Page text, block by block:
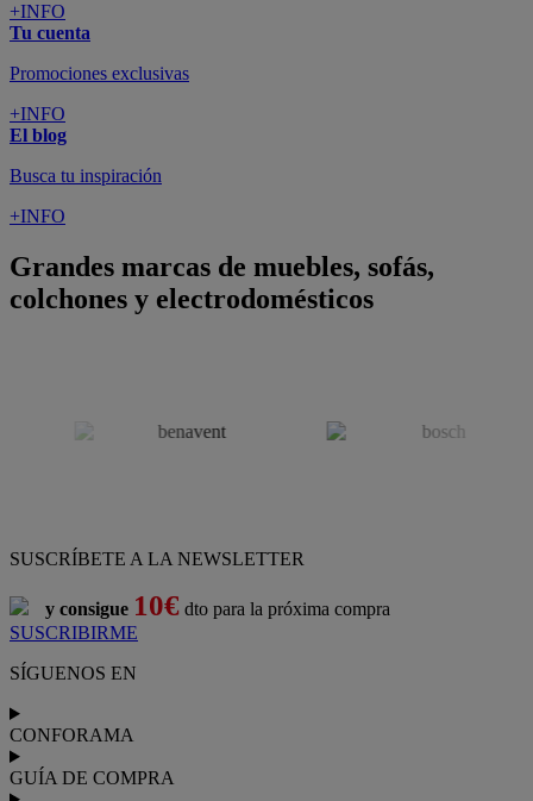
+INFO
Tu cuenta
Promociones exclusivas
+INFO
El blog
Busca tu inspiración
+INFO
Grandes marcas de muebles, sofás,
colchones y electrodomésticos
SUSCRÍBETE A LA NEWSLETTER
y consigue 10€ dto para la próxima compra
SUSCRIBIRME
SÍGUENOS EN
CONFORAMA
GUÍA DE COMPRA